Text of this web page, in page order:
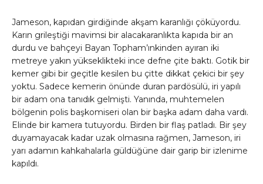
Jameson, kapıdan girdiğinde akşam karanlığı çöküyordu.
Karın grileştiği mavimsi bir alacakaranlıkta kapıda bir an
durdu ve bahçeyi Bayan Topham’ınkinden ayıran iki
metreye yakın yükseklikteki ince defne çite baktı. Gotik bir
kemer gibi bir geçitle kesilen bu çitte dikkat çekici bir şey
yoktu. Sadece kemerin önünde duran pardösülü, iri yapılı
bir adam ona tanıdık gelmişti. Yanında, muhtemelen
bölgenin polis başkomiseri olan bir başka adam daha vardı.
Elinde bir kamera tutuyordu. Birden bir flaş patladı. Bir şey
duyamayacak kadar uzak olmasına rağmen, Jameson, iri
yarı adamın kahkahalarla güldüğüne dair garip bir izlenime
kapıldı.